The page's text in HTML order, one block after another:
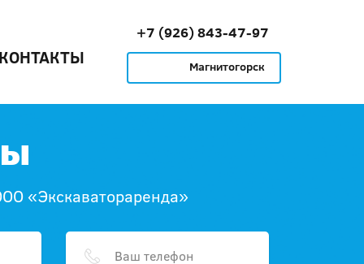
КОНТАКТЫ
+7 (926) 843-47-97
Магнитогорск
«Экскаватораренда»